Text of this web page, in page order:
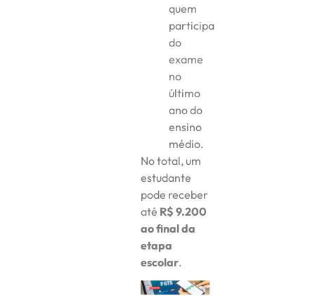
quem
participa
do
exame
no
último
ano do
ensino
médio.
No total, um
estudante
pode receber
até R$ 9.200
ao final da
etapa
escolar.